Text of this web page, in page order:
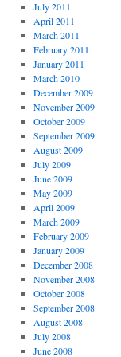
July 2011
April 2011
March 2011
February 2011
January 2011
March 2010
December 2009
November 2009
October 2009
September 2009
August 2009
July 2009
June 2009
May 2009
April 2009
March 2009
February 2009
January 2009
December 2008
November 2008
October 2008
September 2008
August 2008
July 2008
June 2008